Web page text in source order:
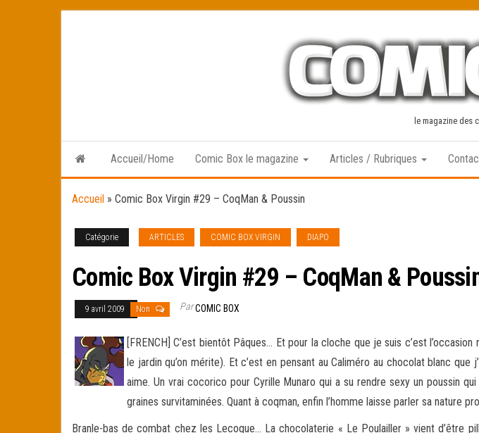
le magazine des
Accueil/Home Comic Box le magazine Articles / Rubriques
Accueil » Comic Box Virgin #29 – CoqMan & Poussin
Catégorie ARTICLES COMIC BOX VIRGIN DIAPO
Comic Box Virgin #29 – CoqMan &
9 avril 2009 Non ParCOMIC BOX
[FRENCH] C’est bientôt Pâques… Et pour la cloche que je suis c’est
le jardin qu’on mérite). Et c’est en pensant au Caliméro au chocolat blanc que
aime. Un vrai cocorico pour Cyrille Munaro qui a su rendre sexy un poussin
graines survitaminées. Quant à coqman, enfin l’homme laisse parler sa nature
Branle-bas de combat chez les Lecoque… La chocolaterie « Le Poulailler » vient d’être